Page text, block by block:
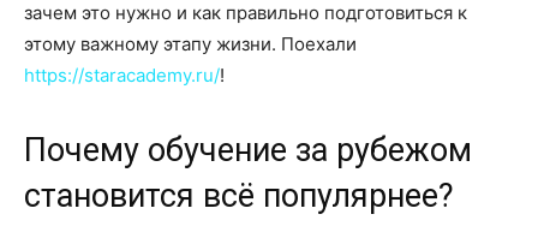
зачем это нужно и как правильно подготовиться к
этому важному этапу жизни. Поехали
https://staracademy.ru/!
Почему обучение за рубежом
становится всё популярнее?